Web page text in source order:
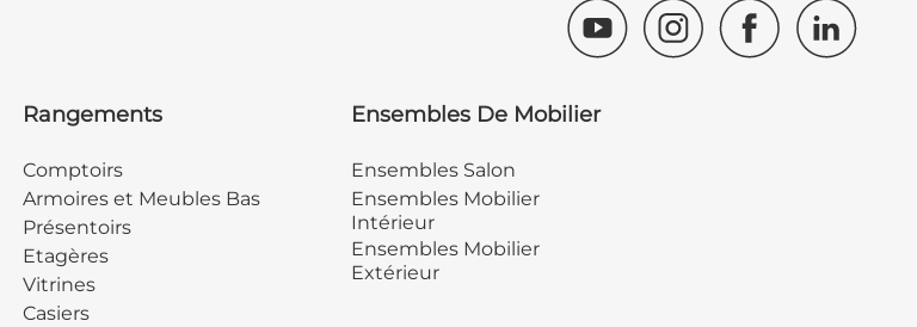
Rangements
Comptoirs
Armoires et Meubles Bas
Présentoirs
Etagères
Vitrines
Casiers
Ensembles De Mobilier
Ensembles Salon
Ensembles Mobilier
Intérieur
Ensembles Mobilier
Extérieur